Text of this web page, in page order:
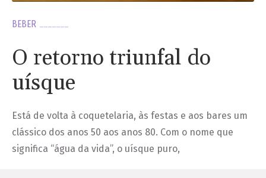
BEBER
O retorno triunfal do
uísque
Está de volta à coquetelaria, às festas e aos bares um
clássico dos anos 50 aos anos 80. Com o nome que
significa “água da vida”, o uísque puro,